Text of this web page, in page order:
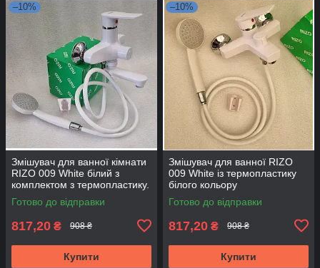
–10%
Змішувач для ванної кімнати
RIZO 009 White білий з
комплектом з термопластику.
Готово до відправки
817,20 ₴ 908 ₴
Купити
–10%
Змішувач для ванної RIZO
009 White із термопластику
білого кольору
Готово до відправки
817,20 ₴ 908 ₴
Купити